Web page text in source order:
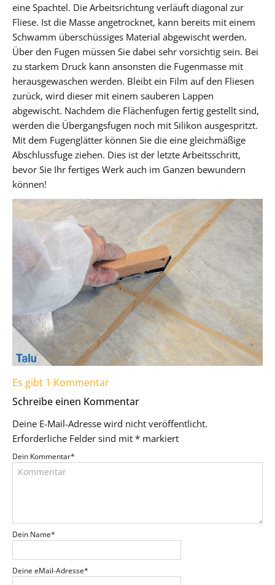
eine Spachtel. Die Arbeitsrichtung verläuft diagonal zur
Fliese. Ist die Masse angetrocknet, kann bereits mit einem
Schwamm überschüssiges Material abgewischt werden.
Über den Fugen müssen Sie dabei sehr vorsichtig sein. Bei
zu starkem Druck kann ansonsten die Fugenmasse mit
herausgewaschen werden. Bleibt ein Film auf den Fliesen
zurück, wird dieser mit einem sauberen Lappen
abgewischt. Nachdem die Flächenfugen fertig gestellt sind,
werden die Übergangsfugen noch mit Silikon ausgespritzt.
Mit dem Fugenglätter können Sie die eine gleichmäßige
Abschlussfuge ziehen. Dies ist der letzte Arbeitsschritt,
bevor Sie Ihr fertiges Werk auch im Ganzen bewundern
können!
Es gibt 1 Kommentar
Schreibe einen Kommentar
Deine E-Mail-Adresse wird nicht veröffentlicht.
Erforderliche Felder sind mit * markiert
Dein Kommentar*
Dein Name*
Deine eMail-Adresse*